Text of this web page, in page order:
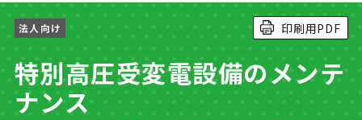
サービス カテゴリ から探す
法人向け 印刷用PDF
特別高圧受変電設備のメンテ
ナンス